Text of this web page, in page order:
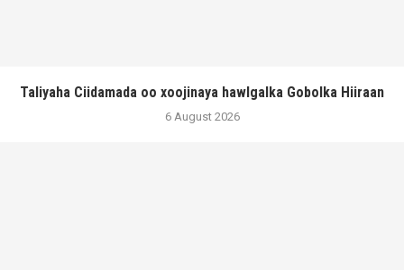
Taliyaha Ciidamada oo xoojinaya hawlgalka Gobolka Hiiraan
6 August 2026